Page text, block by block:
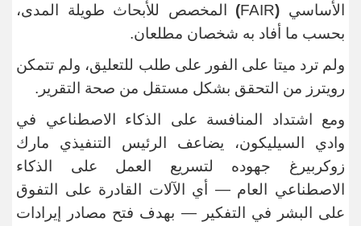
الأساسي (
FAIR
) المخصص للأبحاث طويلة المدى،
بحسب ما أفاد به شخصان مطلعان.
ولم ترد ميتا على الفور على طلب للتعليق، ولم تتمكن
رويترز من التحقق بشكل مستقل من صحة التقرير .
ومع اشتداد المنافسة على الذكاء الاصطناعي في
وادي السيليكون، يضاعف الرئيس التنفيذي مارك
زوكربيرغ جهوده لتسريع العمل على الذكاء
الاصطناعي العام — أي الآلات القادرة على التفوق
على البشر في التفكير — بهدف فتح مصادر إيرادات